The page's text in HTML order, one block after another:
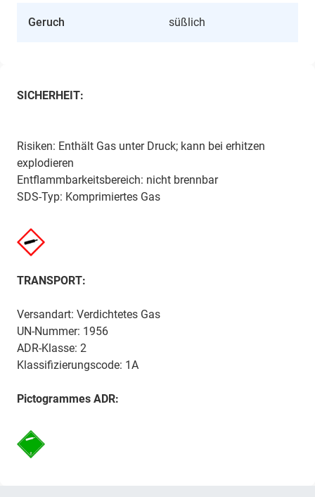
Geruch süßlich
SICHERHEIT:
Risiken: Enthält Gas unter Druck; kann bei erhitzen
explodieren
Entflammbarkeitsbereich: nicht brennbar
SDS-Typ: Komprimiertes Gas
TRANSPORT:
Versandart: Verdichtetes Gas
UN-Nummer: 1956
ADR-Klasse: 2
Klassifizierungscode: 1A
Pictogrammes ADR: